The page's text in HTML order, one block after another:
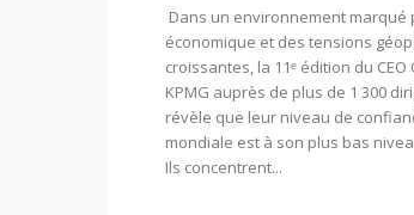
Dans un environnement marqué
économique et des tensions
croissantes, la 11ᵉ édition du
KPMG auprès de plus de 1 300
révèle que leur niveau de
mondiale est à son plus bas
Ils concentrent...